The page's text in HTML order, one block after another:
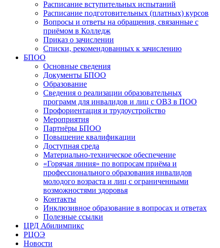
Расписание вступительных испытаний
Расписание подготовительных (платных) курсов
Вопросы и ответы на обращения, связанные с
приёмом в Колледж
Приказ о зачислении
Списки, рекомендованных к зачислению
БПОО
Основные сведения
Документы БПОО
Образование
Сведения о реализации образовательных
программ для инвалидов и лиц с ОВЗ в ПОО
Профориентация и трудоустройство
Мероприятия
Партнёры БПОО
Повышение квалификации
Доступная среда
Материально-техническое обеспечение
«Горячая линия» по вопросам приёма и
профессионального образования инвалидов
молодого возраста и лиц с ограниченными
возможностями здоровья
Контакты
Инклюзивное образование в вопросах и ответах
Полезные ссылки
ЦРД Абилимпикс
РЦОЭ
Новости